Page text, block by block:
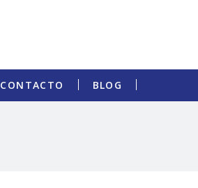
CONTACTO BLOG